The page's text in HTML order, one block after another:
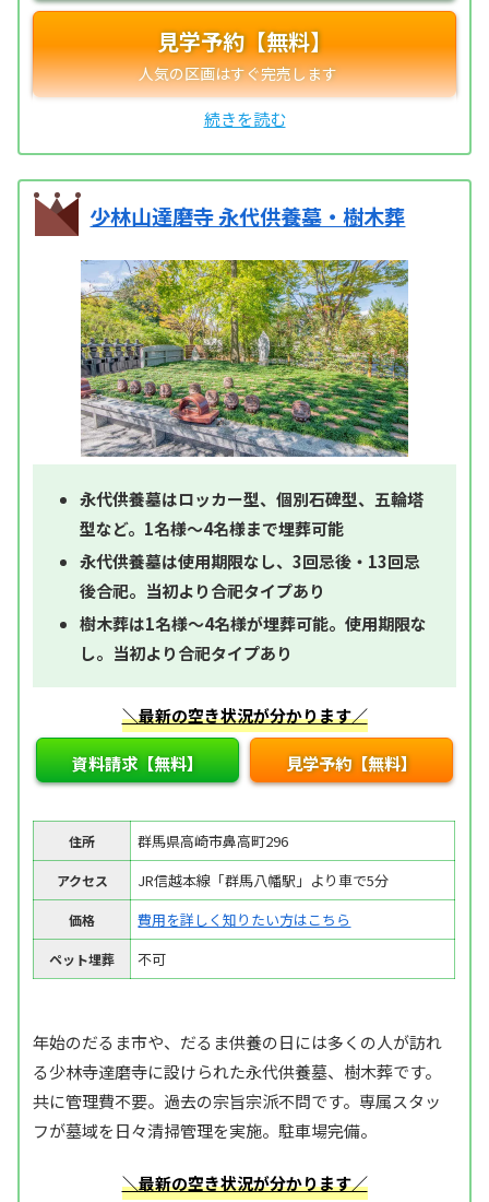
見学予約【無料】
少林山達磨寺 永代供養墓・樹木葬
永代供養墓はロッカー型、個別石碑型、五輪塔
型など。1名様～4名様まで埋葬可能
永代供養墓は使用期限なし、3回忌後・13回忌
後合祀。当初より合祀タイプあり
樹木葬は1名様～4名様が埋葬可能。使用期限な
し。当初より合祀タイプあり
＼最新の空き状況が分かります／
資料請求【無料】 見学予約【無料】
住所 群馬県高崎市鼻高町296
アクセス JR信越本線「群馬八幡駅」より車で5分
価格 費用を詳しく知りたい方はこちら
ペット埋葬 不可
年始のだるま市や、だるま供養の日には多くの人が訪れ
る少林寺達磨寺に設けられた永代供養墓、樹木葬です。
共に管理費不要。過去の宗旨宗派不問です。専属スタッ
フが墓域を日々清掃管理を実施。駐車場完備。
＼最新の空き状況が分かります／